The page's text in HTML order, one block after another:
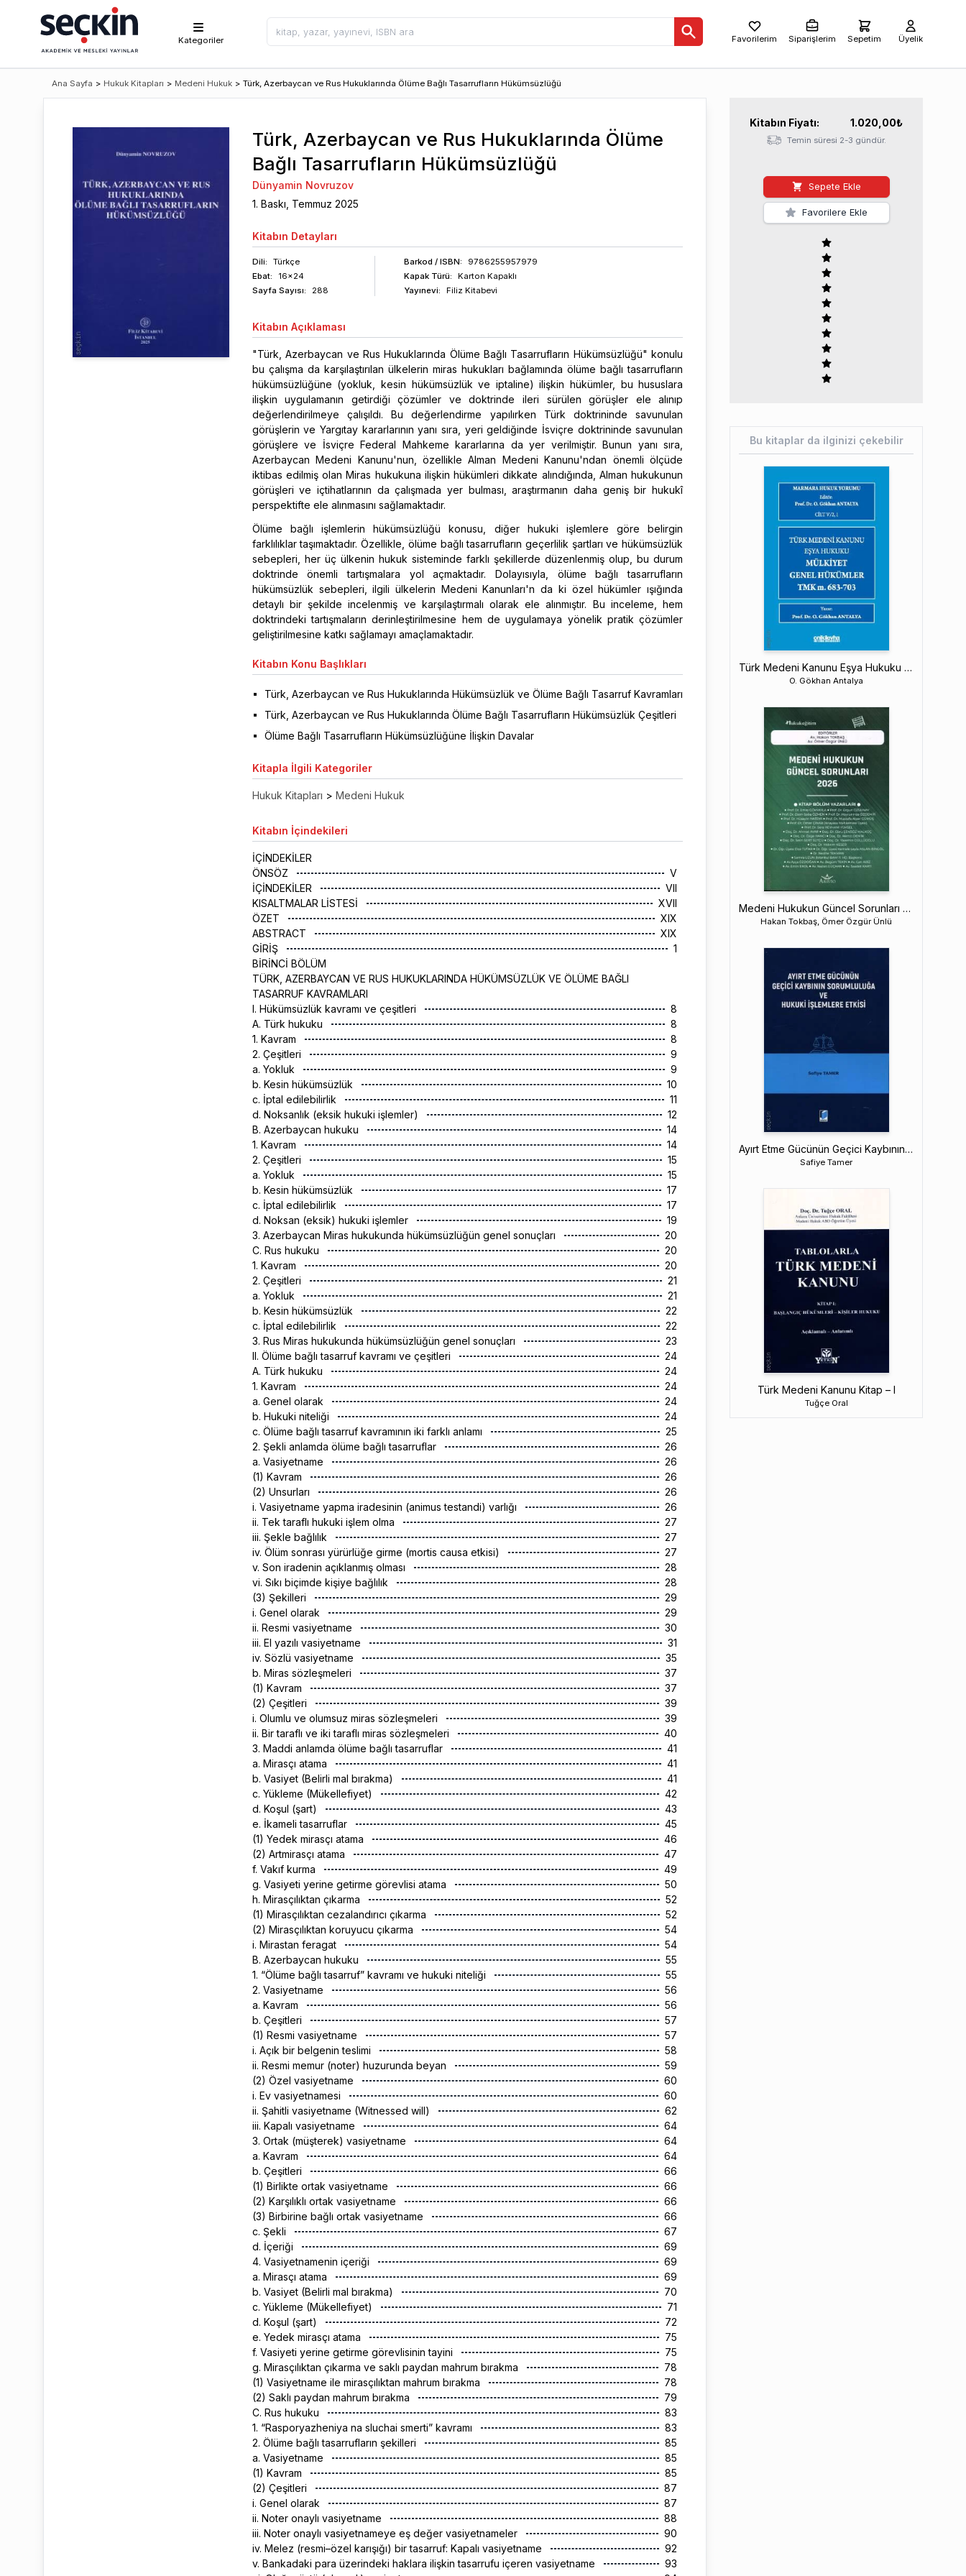
Kategoriler Favorilerim Siparişlerim Sepetim Üyelik
Ana Sayfa > Hukuk Kitapları > Medeni Hukuk > Türk, Azerbaycan ve Rus Hukuklarında Ölüme Bağlı Tasarrufların Hükümsüzlüğü
Türk, Azerbaycan ve Rus Hukuklarında Ölüme
Bağlı Tasarrufların Hükümsüzlüğü
Dünyamin Novruzov
1. Baskı, Temmuz 2025
Kitabın Detayları
Dili:
Türkçe
Ebat:
16x24
Sayfa Sayısı: 288
Barkod / ISBN:
9786255957979
Kapak Türü:
Karton Kapaklı
Yayınevi:
Filiz Kitabevi
Kitabın Açıklaması
"Türk, Azerbaycan ve Rus Hukuklarında Ölüme Bağlı Tasarrufların Hükümsüzlüğü" konulu
bu çalışma da karşılaştırılan ülkelerin miras hukukları bağlamında ölüme bağlı tasarrufların
hükümsüzlüğüne (yokluk, kesin hükümsüzlük ve iptaline) ilişkin hükümler, bu hususlara
ilişkin uygulamanın getirdiği çözümler ve doktrinde ileri sürülen görüşler ele alınıp
değerlendirilmeye çalışıldı. Bu değerlendirme yapılırken Türk doktrininde savunulan
görüşlerin ve Yargıtay kararlarının yanı sıra, yeri geldiğinde İsviçre doktrininde savunulan
görüşlere ve İsviçre Federal Mahkeme kararlarına da yer verilmiştir. Bunun yanı sıra,
Azerbaycan Medeni Kanunu'nun, özellikle Alman Medeni Kanunu'ndan önemli ölçüde
iktibas edilmiş olan Miras hukukuna ilişkin hükümleri dikkate alındığında, Alman hukukunun
görüşleri ve içtihatlarının da çalışmada yer bulması, araştırmanın daha geniş bir hukukî
perspektifte ele alınmasını sağlamaktadır.
Ölüme bağlı işlemlerin hükümsüzlüğü konusu, diğer hukuki işlemlere göre belirgin
farklılıklar taşımaktadır. Özellikle, ölüme bağlı tasarrufların geçerlilik şartları ve hükümsüzlük
sebepleri, her üç ülkenin hukuk sisteminde farklı şekillerde düzenlenmiş olup, bu durum
doktrinde önemli tartışmalara yol açmaktadır. Dolayısıyla, ölüme bağlı tasarrufların
hükümsüzlük sebepleri, ilgili ülkelerin Medeni Kanunları'n da ki özel hükümler ışığında
detaylı bir şekilde incelenmiş ve karşılaştırmalı olarak ele alınmıştır. Bu inceleme, hem
doktrindeki tartışmaların derinleştirilmesine hem de uygulamaya yönelik pratik çözümler
geliştirilmesine katkı sağlamayı amaçlamaktadır.
Kitabın Konu Başlıkları
Türk, Azerbaycan ve Rus Hukuklarında Hükümsüzlük ve Ölüme Bağlı Tasarruf Kavramları
Türk, Azerbaycan ve Rus Hukuklarında Ölüme Bağlı Tasarrufların Hükümsüzlük Çeşitleri
Ölüme Bağlı Tasarrufların Hükümsüzlüğüne İlişkin Davalar
Kitapla İlgili Kategoriler
Hukuk Kitapları > Medeni Hukuk
Kitabın İçindekileri
İÇİNDEKİLER
ÖNSÖZ
V
İÇİNDEKİLER
VII
KISALTMALAR LİSTESİ
XVII
ÖZET
XIX
ABSTRACT
XIX
GİRİŞ
1
BİRİNCİ BÖLÜM
TÜRK, AZERBAYCAN VE RUS HUKUKLARINDA HÜKÜMSÜZLÜK VE ÖLÜME BAĞLI
TASARRUF KAVRAMLARI
I. Hükümsüzlük kavramı ve çeşitleri
8
A. Türk hukuku
8
1. Kavram
8
2. Çeşitleri
9
a. Yokluk
9
b. Kesin hükümsüzlük
10
c. İptal edilebilirlik
11
d. Noksanlık (eksik hukuki işlemler)
12
B. Azerbaycan hukuku
14
1. Kavram
14
2. Çeşitleri
15
a. Yokluk
15
b. Kesin hükümsüzlük
17
c. İptal edilebilirlik
17
d. Noksan (eksik) hukuki işlemler
19
3. Azerbaycan Miras hukukunda hükümsüzlüğün genel sonuçları
20
C. Rus hukuku
20
1. Kavram
20
2. Çeşitleri
21
a. Yokluk
21
b. Kesin hükümsüzlük
22
c. İptal edilebilirlik
22
3. Rus Miras hukukunda hükümsüzlüğün genel sonuçları
23
II. Ölüme bağlı tasarruf kavramı ve çeşitleri
24
A. Türk hukuku
24
1. Kavram
24
a. Genel olarak
24
b. Hukuki niteliği
24
c. Ölüme bağlı tasarruf kavramının iki farklı anlamı
25
2. Şekli anlamda ölüme bağlı tasarruflar
26
a. Vasiyetname
26
(1) Kavram
26
(2) Unsurları
26
i. Vasiyetname yapma iradesinin (animus testandi) varlığı
26
ii. Tek taraflı hukuki işlem olma
27
iii. Şekle bağlılık
27
iv. Ölüm sonrası yürürlüğe girme (mortis causa etkisi)
27
v. Son iradenin açıklanmış olması
28
vi. Sıkı biçimde kişiye bağlılık
28
(3) Şekilleri
29
i. Genel olarak
29
ii. Resmi vasiyetname
30
iii. El yazılı vasiyetname
31
iv. Sözlü vasiyetname
35
b. Miras sözleşmeleri
37
(1) Kavram
37
(2) Çeşitleri
39
i. Olumlu ve olumsuz miras sözleşmeleri
39
ii. Bir taraflı ve iki taraflı miras sözleşmeleri
40
3. Maddi anlamda ölüme bağlı tasarruflar
41
a. Mirasçı atama
41
b. Vasiyet (Belirli mal bırakma)
41
c. Yükleme (Mükellefiyet)
42
d. Koşul (şart)
43
e. İkameli tasarruflar
45
(1) Yedek mirasçı atama
46
(2) Artmirasçı atama
47
f. Vakıf kurma
49
g. Vasiyeti yerine getirme görevlisi atama
50
h. Mirasçılıktan çıkarma
52
(1) Mirasçılıktan cezalandırıcı çıkarma
52
(2) Mirasçılıktan koruyucu çıkarma
54
i. Mirastan feragat
54
B. Azerbaycan hukuku
55
1. “Ölüme bağlı tasarruf” kavramı ve hukuki niteliği
55
2. Vasiyetname
56
a. Kavram
56
b. Çeşitleri
57
(1) Resmi vasiyetname
57
i. Açık bir belgenin teslimi
58
ii. Resmi memur (noter) huzurunda beyan
59
(2) Özel vasiyetname
60
i. Ev vasiyetnamesi
60
ii. Şahitli vasiyetname (Witnessed will)
62
iii. Kapalı vasiyetname
64
3. Ortak (müşterek) vasiyetname
64
a. Kavram
64
b. Çeşitleri
66
(1) Birlikte ortak vasiyetname
66
(2) Karşılıklı ortak vasiyetname
66
(3) Birbirine bağlı ortak vasiyetname
66
c. Şekli
67
d. İçeriği
69
4. Vasiyetnamenin içeriği
69
a. Mirasçı atama
69
b. Vasiyet (Belirli mal bırakma)
70
c. Yükleme (Mükellefiyet)
71
d. Koşul (şart)
72
e. Yedek mirasçı atama
75
f. Vasiyeti yerine getirme görevlisinin tayini
75
g. Mirasçılıktan çıkarma ve saklı paydan mahrum bırakma
78
(1) Vasiyetname ile mirasçılıktan mahrum bırakma
78
(2) Saklı paydan mahrum bırakma
79
C. Rus hukuku
83
1. “Rasporyazheniya na sluchai smerti” kavramı
83
2. Ölüme bağlı tasarrufların şekilleri
85
a. Vasiyetname
85
(1) Kavram
85
(2) Çeşitleri
87
i. Genel olarak
87
ii. Noter onaylı vasiyetname
88
iii. Noter onaylı vasiyetnameye eş değer vasiyetnameler
90
iv. Melez (resmi–özel karışığı) bir tasarruf: Kapalı vasiyetname
92
v. Bankadaki para üzerindeki haklara ilişkin tasarrufu içeren vasiyetname
93
Kitabın Fiyatı: 1.020,00₺
Temin süresi 2-3 gündür.
Sepete Ekle
Favorilere Ekle
Bu kitaplar da ilginizi çekebilir
Türk Medeni Kanunu Eşya Hukuku – Mülkiyet – Genel Hükümler – TMK M.683–703
O. Gökhan Antalya
Medeni Hukukun Güncel Sorunları – 2026
Hakan Tokbaş, Ömer Özgür Ünlü
Ayırt Etme Gücünün Geçici Kaybının Sorumluluğa ve Hukuki İşlemlere Etkisi
Safiye Tamer
Türk Medeni Kanunu Kitap – I
Tuğçe Oral